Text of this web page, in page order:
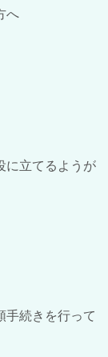
へ
に立てるようが
手続きを行って